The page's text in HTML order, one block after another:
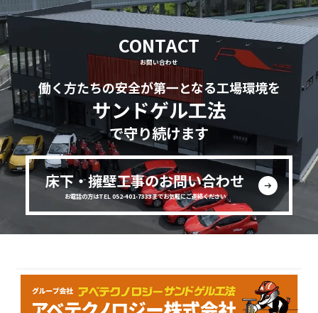
CONTACT
お問い合わせ
働く方たちの安全が第一となる工場環境を
サンドゲル工法
で守り続けます
床下・擁壁工事のお問い合わせ
お電話の方はTEL 052-401-7333までお気軽にご連絡ください